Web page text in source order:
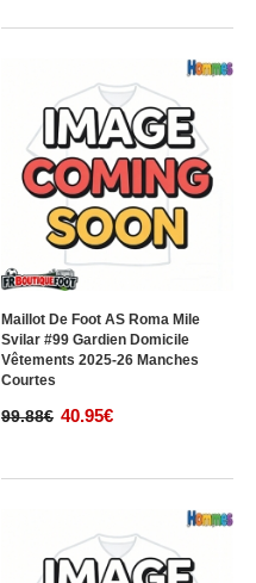
Maillot De Foot AS Roma Mile
Svilar #99 Gardien Domicile
Vêtements 2025-26 Manches
Courtes
99.88€ 40.95€